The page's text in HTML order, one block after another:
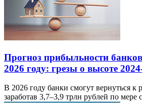
Прогноз прибыльности
2026 году: грезы о высоте
В 2026 году банки смогут вернуться к
заработав 3,7–3,9 трлн рублей по мере